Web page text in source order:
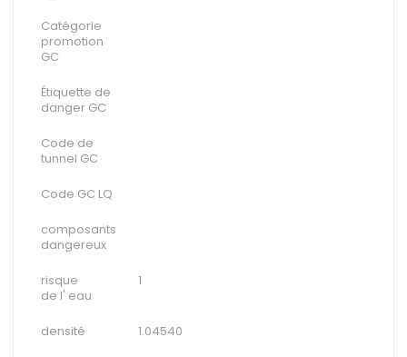
Catégorie
promotion
GC
Étiquette de
danger GC
Code de
tunnel GC
Code GC LQ
composants
dangereux
risque
de l' eau
1
densité 1.04540